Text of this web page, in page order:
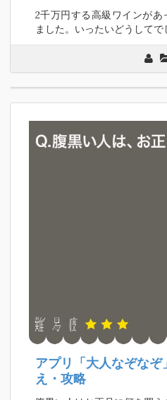
2千万円する高級ワインがあ
ました。いったいどうしてで
アプリ「大人なぞなぞ
え・攻略